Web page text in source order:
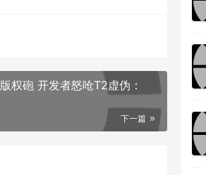
刷卢恩，同时听着《沉默的
at lvl 8 by
权砲 开发者怒呛T2虚伪：
下一篇